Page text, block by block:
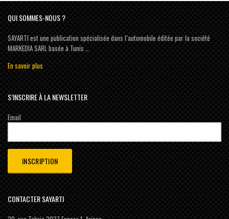
QUI SOMMES-NOUS ?
SAYARTI est une publication spécialisée dans l’automobile éditée par la société
MARKEDIA SARL basée à Tunis …
En savoir plus
S’INSCRIRE À LA NEWSLETTER
Email
CONTACTER SAYARTI